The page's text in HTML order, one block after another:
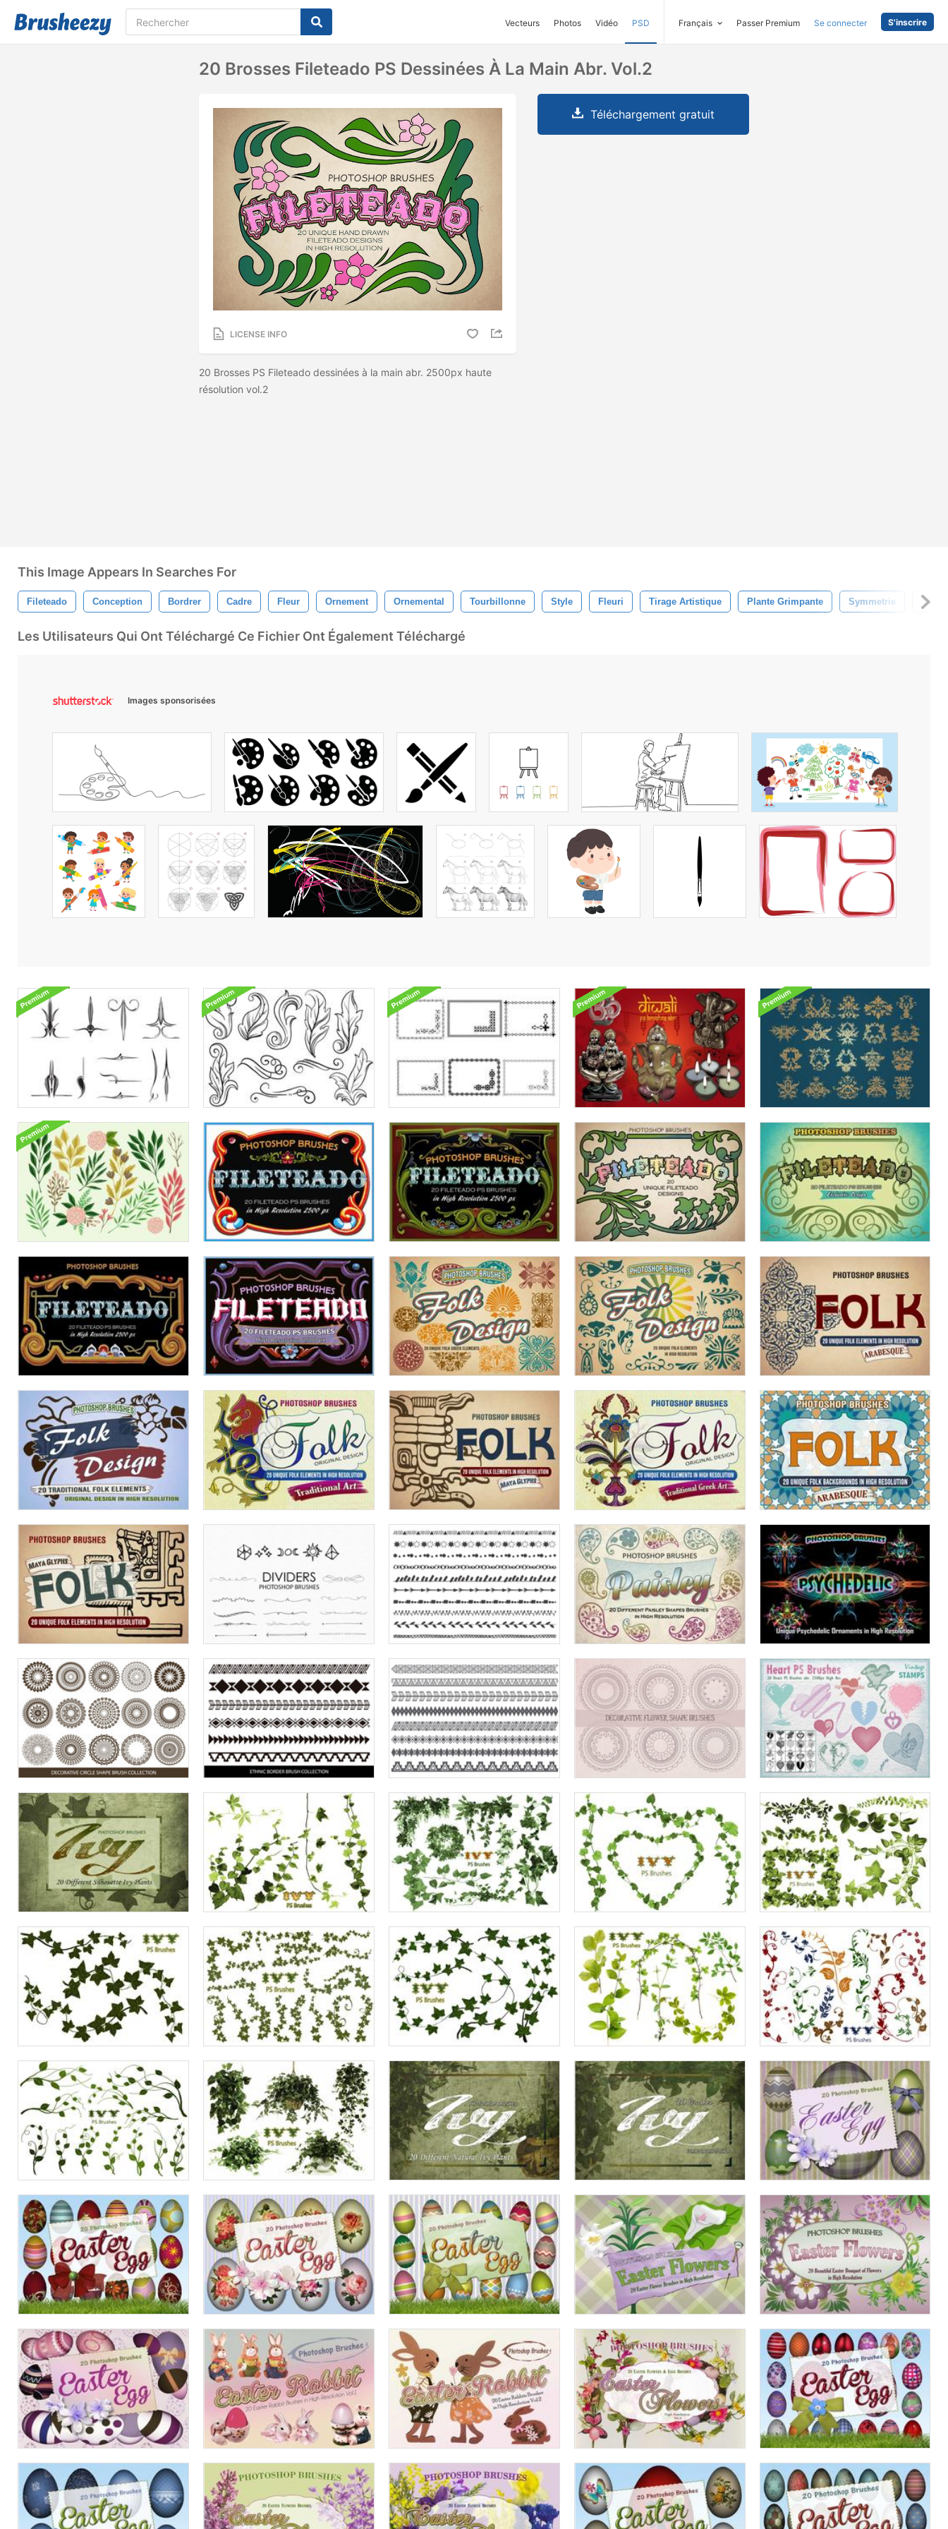
Vecteurs Photos Vidéo PSD Français Passer Premium Se connecter S'inscrire
20 Brosses Fileteado PS Dessinées À La Main Abr. Vol.2
LICENSE INFO
20 Brosses PS Fileteado dessinées à la main abr. 2500px haute
résolution vol.2
Téléchargement gratuit
This Image Appears In Searches For
Fileteado Conception Bordrer Cadre Fleur Ornement Ornemental Tourbillonne Style Fleuri Tirage Artistique Plante Grimpante Symmetrie
Les Utilisateurs Qui Ont Téléchargé Ce Fichier Ont Également Téléchargé
Images sponsorisées